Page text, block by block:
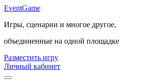
EventGame
Игры, сценарии и многое другое,
объединенные на одной площадке
Разместить игру
Личный кабинет